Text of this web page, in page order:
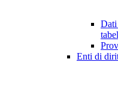
Dati
Enti di